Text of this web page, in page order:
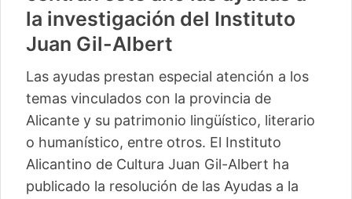
la investigación del Instituto
Juan Gil-Albert
Las ayudas prestan especial atención a los
temas vinculados con la provincia de
Alicante y su patrimonio lingüístico, literario
o humanístico, entre otros. El Instituto
Alicantino de Cultura Juan Gil-Albert ha
publicado la resolución de las Ayudas a la